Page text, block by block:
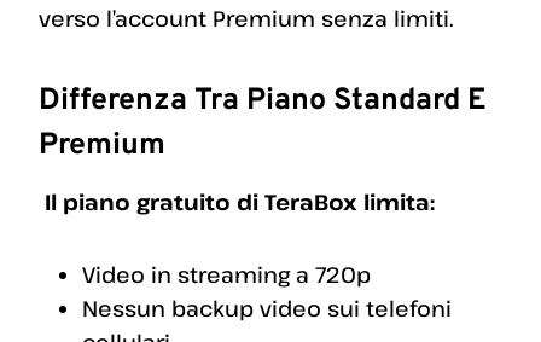
verso l’account Premium senza limiti.
Differenza Tra Piano Standard E
Premium
Il piano gratuito di TeraBox limita:
Video in streaming a 720p
Nessun backup video sui telefoni